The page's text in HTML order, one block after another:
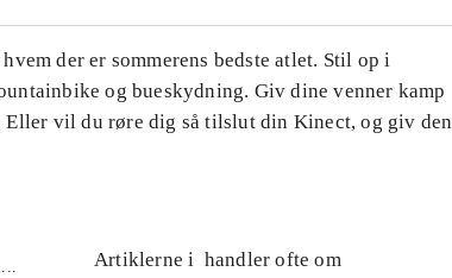
der er sommerens bedste atlet. Stil op i
og bueskydning. Giv dine venner kamp
vil du røre dig så tilslut din Kinect, og giv den
Artiklerne i handler ofte om